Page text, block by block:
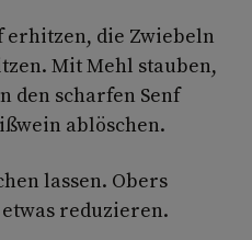
die Zwiebeln
Mit Mehl stauben,
den scharfen Senf
ablöschen.
lassen. Obers
reduzieren.